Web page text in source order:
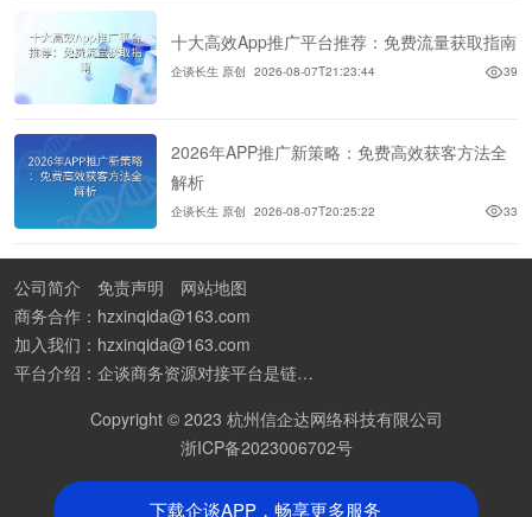
十大高效App推广平台推荐：免费流量获取指南
企谈长生 原创 2026-08-07T21:23:44 39
2026年APP推广新策略：免费高效获客方法全
解析
企谈长生 原创 2026-08-07T20:25:22 33
下载企谈APP，畅享更多服务
公司简介 免责声明
网站地图
商务合作：hzxinqida@163.com
加入我们：hzxinqida@163.com
平台介绍：企谈商务资源对接平台是链接资源人脉与客户的平台,也是地推app接任务平台、地推拉新团队接单平台。平台汇聚100W+商务资源，地推拉新、APP推广、BD异业合作等业务可免费发布。同时全国的地推团队和个人都可在地推接单平台找到赚钱项目和分享交流地推问题。
Copyright © 2023 杭州信企达网络科技有限公司
浙ICP备2023006702号